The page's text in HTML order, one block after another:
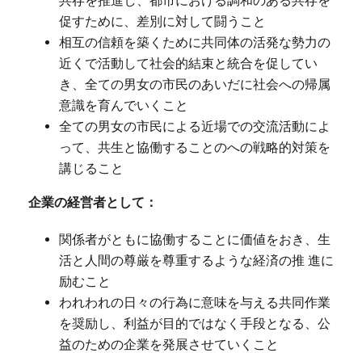
促すために、差別に対して闘うこと
相互の信頼を築くために共同体の活発な勢力の
近くで活動して社会的結束と統合を促してい
き、全ての男女の市民のあいだに社会への帰属
意識を育んでいくこと
全ての男女の市民による近場での交流活動によ
って、共生と協働することのへの戦略的対策を
講じること
企業の経営者として：
関係者がともに協働することに価値をおき、生
活と人間の尊厳を尊重するような経済の推 進に
励むこと
われわれの日々の行為に意味を与える共同作業
を奨励し、利益が目的ではなく手段となる、公
益のための企業を発展させていくこと